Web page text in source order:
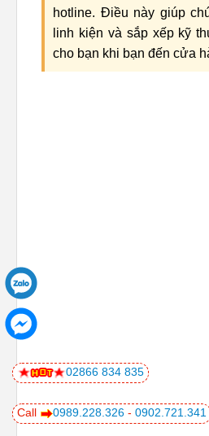
hotline. Điều này giúp
linh kiện và sắp xếp kỹ
cho bạn khi bạn đến cửa
Call 0989.228.326 - 0902.721.341
02866 834 835